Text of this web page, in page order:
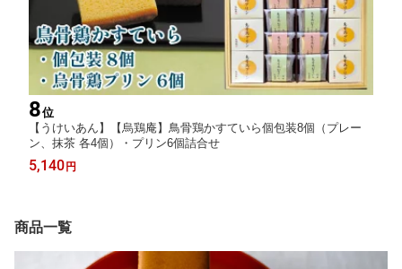
8位
【うけいあん】【烏鶏庵】鳥骨鶏かすていら個包装8個（プレー
ン、抹茶 各4個）・プリン6個詰合せ
5,140円
商品一覧